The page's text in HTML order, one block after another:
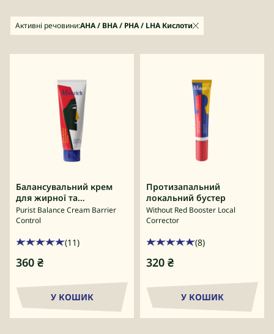
Активні речовини:AHA / BHA / PHA / LHA Кислоти
Балансувальний крем
для жирної та
проблемної шкіри
Purist Balance Cream Barrier
Control
(11)
360 ₴
У КОШИК
Протизапальний
локальний бустер
Without Red Booster Local
Corrector
(8)
320 ₴
У КОШИК